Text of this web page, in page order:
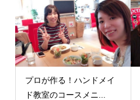
プロが作る！ハンドメイ
ド教室のコースメニ...